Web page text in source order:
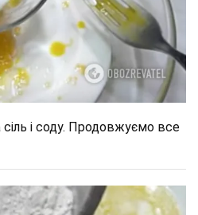
і соду. Продовжуємо все